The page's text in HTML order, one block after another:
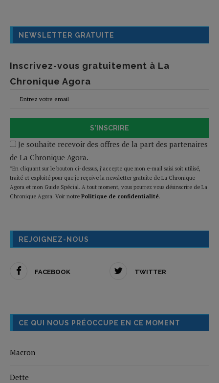
NEWSLETTER GRATUITE
Inscrivez-vous gratuitement à La
Chronique Agora
S'INSCRIRE
Je souhaite recevoir des offres de la part des partenaires
de La Chronique Agora.
*En cliquant sur le bouton ci-dessus, j’accepte que mon e-mail saisi soit utilisé,
traité et exploité pour que je reçoive la newsletter gratuite de La Chronique
Agora et mon Guide Spécial. A tout moment, vous pourrez vous désinscrire de La
Chronique Agora. Voir notre Politique de confidentialité.
REJOIGNEZ-NOUS
FACEBOOK TWITTER
CE QUI NOUS PRÉOCCUPE EN CE MOMENT
Macron
Dette